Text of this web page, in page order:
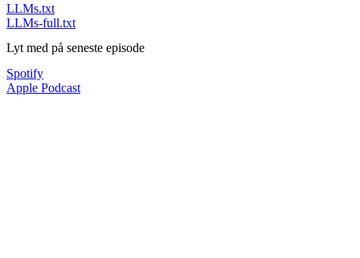
LLMs.txt
LLMs-full.txt
Lyt med på seneste episode
Spotify
Apple Podcast